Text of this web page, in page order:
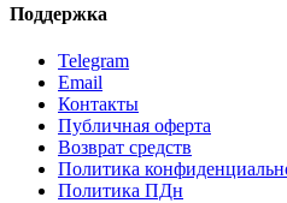
Поддержка
Telegram
Email
Контакты
Публичная оферта
Возврат средств
Политика
Политика ПДн